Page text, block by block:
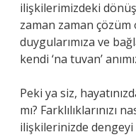
ilişkilerimizdeki
zaman zaman çözüm
duygularımıza ve
kendi ‘na tuvan’
Peki ya siz,
mı? Farklılıklarınızı
ilişkilerinizde dengeyi